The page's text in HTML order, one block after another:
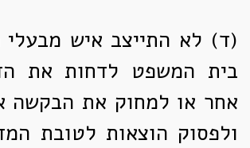
(ד) לא התייצב איש מבעלי
בית המשפט לדחות את
אחר או למחוק את הבקשה
ולפסוק הוצאות לטובת